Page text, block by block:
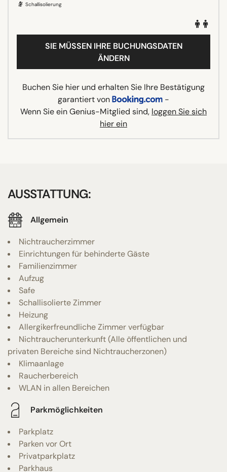
Schallisolierung
SIE MÜSSEN IHRE BUCHUNGSDATEN
ÄNDERN
Buchen Sie hier und erhalten Sie Ihre Bestätigung
garantiert von
-
Wenn Sie ein Genius-Mitglied sind, loggen Sie sich
hier ein
AUSSTATTUNG:
Allgemein
Nichtraucherzimmer
Einrichtungen für behinderte Gäste
Familienzimmer
Aufzug
Safe
Schallisolierte Zimmer
Heizung
Allergikerfreundliche Zimmer verfügbar
Nichtraucherunterkunft (Alle öffentlichen und
privaten Bereiche sind Nichtraucherzonen)
Klimaanlage
Raucherbereich
WLAN in allen Bereichen
Parkmöglichkeiten
Parkplatz
Parken vor Ort
Privatparkplatz
Parkhaus